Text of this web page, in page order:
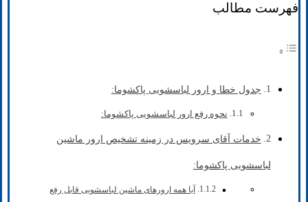
فهرست مطالب
جدول خطا و ارور لباسشویی پاکشوما:
نحوه رفع ارور لباسشویی پاکشوما:
خدمات آقای سرویس در زمینه تشخیص ارور ماشین
لباسشویی پاکشوما:
آیا همه ارورهای ماشین لباسشویی قابل رفع